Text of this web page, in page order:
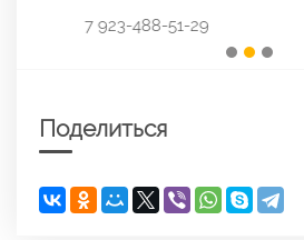
7 913-004-60-04
Поделиться